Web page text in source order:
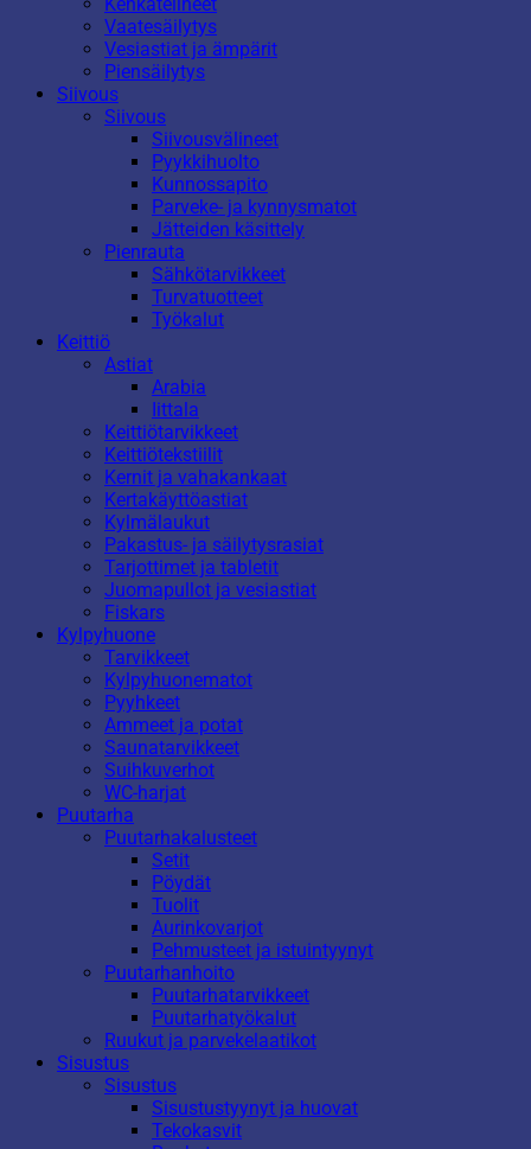
Vaatesäilytys
Vesiastiat ja ämpärit
Piensäilytys
Siivous
Siivous
Siivousvälineet
Pyykkihuolto
Kunnossapito
Parveke- ja kynnysmatot
Jätteiden käsittely
Pienrauta
Sähkötarvikkeet
Turvatuotteet
Työkalut
Keittiö
Astiat
Arabia
Iittala
Keittiötarvikkeet
Keittiötekstiilit
Kernit ja vahakankaat
Kertakäyttöastiat
Kylmälaukut
Pakastus- ja säilytysrasiat
Tarjottimet ja tabletit
Juomapullot ja vesiastiat
Fiskars
Kylpyhuone
Tarvikkeet
Kylpyhuonematot
Pyyhkeet
Ammeet ja potat
Saunatarvikkeet
Suihkuverhot
WC-harjat
Puutarha
Puutarhakalusteet
Setit
Pöydät
Tuolit
Aurinkovarjot
Pehmusteet ja istuintyynyt
Puutarhanhoito
Puutarhatarvikkeet
Puutarhatyökalut
Ruukut ja parvekelaatikot
Sisustus
Sisustus
Sisustustyynyt ja huovat
Tekokasvit